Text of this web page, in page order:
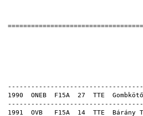
Gombkötő
OB
1990 ONEB F15A 27 TTE
1991 OVB F15A 14 TTE Bárány